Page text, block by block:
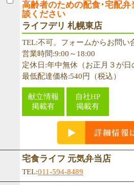
高齢者のための配食･宅配
談ください
ライフデリ 札幌東店
TEL:不可。フォームからお問い
営業時間:9:00～18:00
定休日:年中無休（お正月３が日
最低配達価格:540円（税込）
献立情報
掲載有
自社HP
掲載有
宅食ライフ 元気弁当店
TEL:011-594-8489